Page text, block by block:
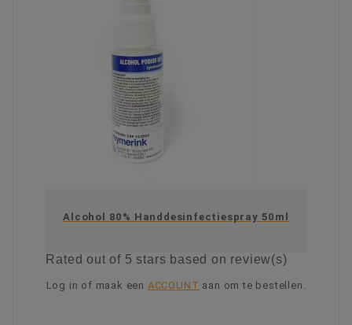
Alcohol 80% Handdesinfectiespray 50ml
Ratedout of 5 stars based on review(s)
Log in of maak een ACCOUNT aan om te bestellen.